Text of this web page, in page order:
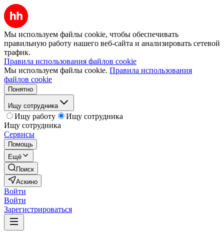
Мы используем файлы cookie, чтобы обеспечивать
правильную работу нашего веб-сайта и анализировать сетевой
трафик.
Правила использования файлов cookie
Мы используем файлы cookie. Правила использования
файлов cookie
Понятно
Ищу сотрудника
Ищу работу
Ищу сотрудника
Ищу сотрудника
Сервисы
Помощь
Ещё
Поиск
Аскино
Войти
Войти
Зарегистрироваться